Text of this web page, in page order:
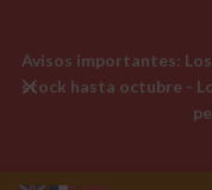
Avisos importantes:
stock hasta octubre -